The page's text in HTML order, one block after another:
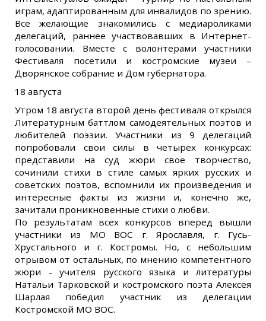
играм, адаптированным для инвалидов по зрению.
Все желающие знакомились с медиароликами
делегаций, раннее участвовавших в Интернет-
голосовании. Вместе с волонтерами участники
Фестиваля посетили и костромские музеи –
Дворянское собрание и Дом губернатора.
18 августа
Утром 18 августа второй день фестиваля открылся
Литературным баттлом самодеятельных поэтов и
любителей поэзии. Участники из 9 делегаций
попробовали свои силы в четырех конкурсах:
представили на суд жюри свое творчество,
сочинили стихи в стиле самых ярких русских и
советских поэтов, вспомнили их произведения и
интересные факты из жизни и, конечно же,
зачитали проникновенные стихи о любви.
По результатам всех конкурсов вперед вышли
участники из МО ВОС г. Ярославля, г. Гусь-
Хрустального и г. Костромы. Но, с небольшим
отрывом от остальных, по мнению компетентного
жюри - учителя русского языка и литературы
Натальи Тарковской и костромского поэта Алексея
Шарлая победил участник из делегации
Костромской МО ВОС.